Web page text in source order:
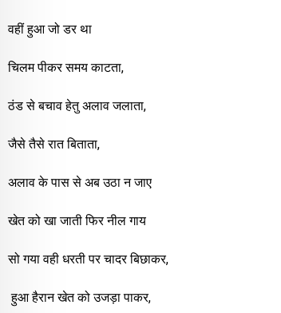
वहीं हुआ जो डर था
चिलम पीकर समय काटता,
ठंड से बचाव हेतु अलाव जलाता,
जैसे तैसे रात बिताता,
अलाव के पास से अब उठा न जाए
खेत को खा जाती फिर नील गाय
सो गया वही धरती पर चादर बिछाकर,
हुआ हैरान खेत को उजड़ा पाकर,